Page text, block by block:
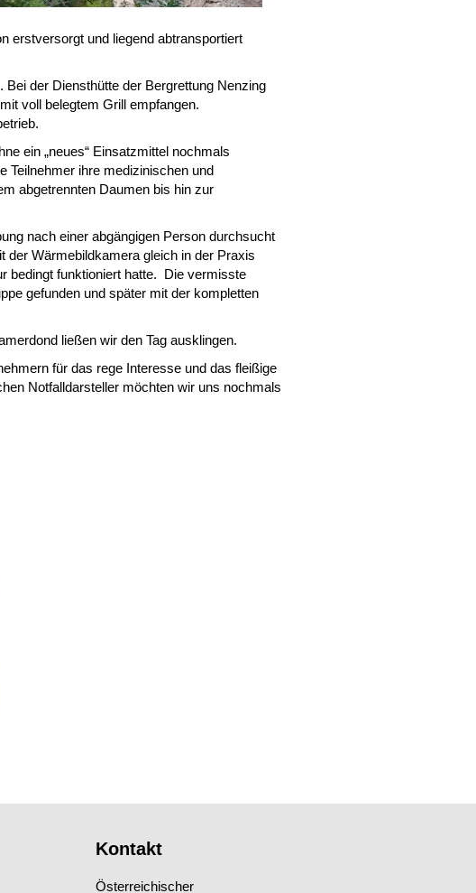
erstversorgt und liegend abtransportiert
der Diensthütte der Bergrettung Nenzing
voll belegtem Grill empfangen.
ein „neues“ Einsatzmittel nochmals
Teilnehmer ihre medizinischen und
abgetrennten Daumen bis hin zur
nach einer abgängigen Person durchsucht
Wärmebildkamera gleich in der Praxis
bedingt funktioniert hatte. Die vermisste
gefunden und später mit der kompletten
ließen wir den Tag ausklingen.
für das rege Interesse und das fleißige
Notfalldarsteller möchten wir uns nochmals
Kontakt
Österreichischer